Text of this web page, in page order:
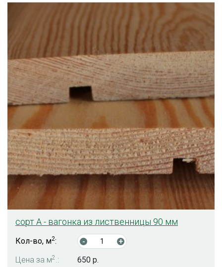
сорт А - вагонка из лиственницы 90 мм
Кол-во, м2: -
+
Цена за м2.:
650 р.